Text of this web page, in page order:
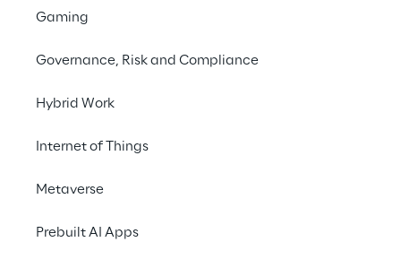
Gaming
Governance, Risk and Compliance
Hybrid Work
Internet of Things
Metaverse
Prebuilt AI Apps
report “Cloud in Financial
contesto in cui regole, priorità
operativi stanno cambiando
finanziarie ricorrono sempre più
Esperienza